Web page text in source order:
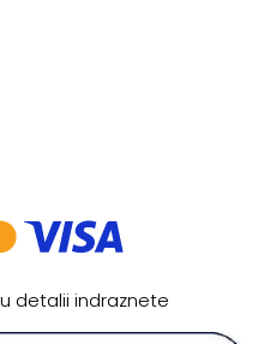
detalii indraznete